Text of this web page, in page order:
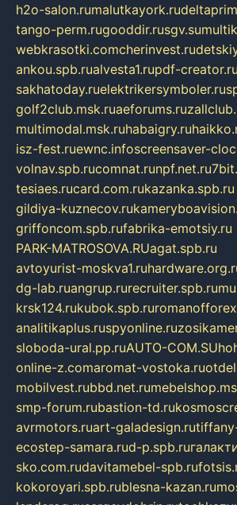
h2o-salon.rumalutkayork.ru
tango-perm.rugooddir.rusgv.su
webkrasotki.comcherinvest.ru
ankou.spb.rualvesta1.rupdf-creator.ru
sakhatoday.ruelektrikersymboler.ru
golf2club.msk.ruaeforums.ru
multimodal.msk.ruhabaigry.ru
isz-fest.ruewnc.infoscreensaver-
volnav.spb.rucomnat.runpf.net.ru
tesiaes.rucard.com.rukazanka.spb.ru
gildiya-kuznecov.ru
griffoncom.spb.rufabrika-emotsiy.ru
PARK-MATROSOVA.RUagat.spb.ru
avtoyurist-moskva1.ru
dg-lab.ruangrup.rurecruiter.spb.ru
krsk124.rukubok.spb.ru
analitikaplus.ruspyonline.ru
sloboda-ural.pp.ruAUTO-COM.SU
online-z.comaromat-vostoka.ru
mobilvest.rubbd.net.ru
smp-forum.rubastion-td.ru
avrmotors.ruart-galadesign.ru
ecostep-samara.rud-p.spb.ru
sko.com.rudavitamebel-spb.ru
kokoroyari.spb.rublesna-kazan.ru